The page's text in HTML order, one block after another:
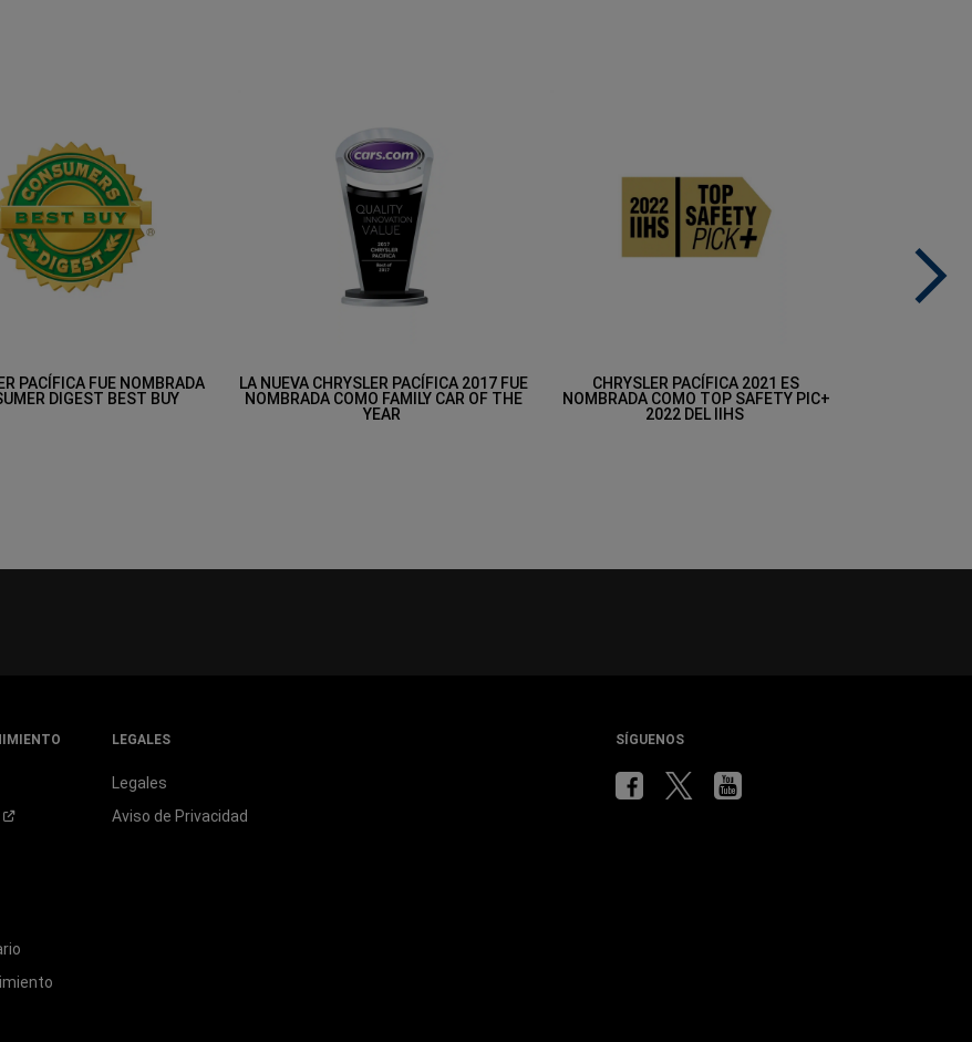
PACÍFICA FUE NOMBRADA
DIGEST BEST BUY
LA NUEVA CHRYSLER PACÍFICA 2017 FUE
NOMBRADA COMO FAMILY CAR OF THE
YEAR
CHRYSLER PACÍFICA 2021 ES
NOMBRADA COMO TOP SAFETY PIC+
2022 DEL IIHS
LEGALES
Legales
Aviso de Privacidad
SÍGUENOS
VisitaVisitaVisita